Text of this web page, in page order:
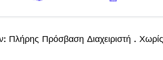
Πλήρης Πρόσβαση Διαχειριστή .